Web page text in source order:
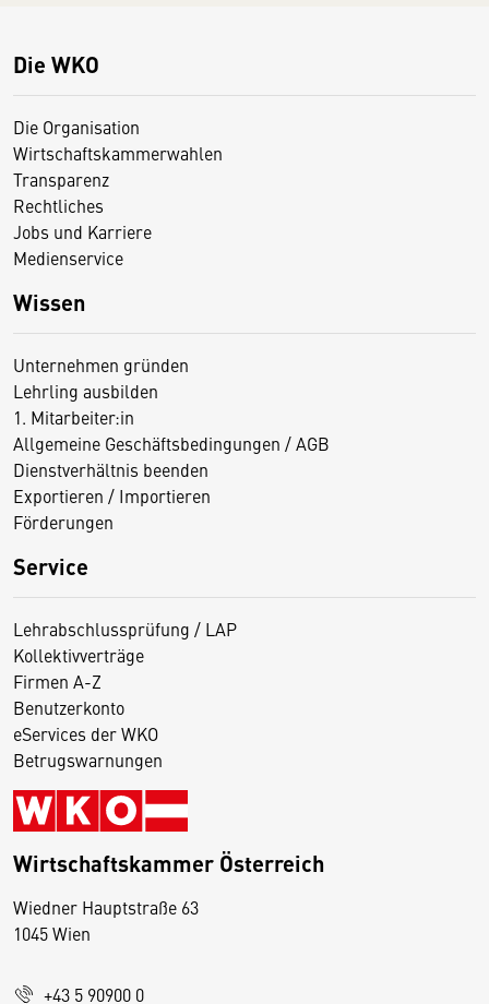
Die WKO
Die Organisation
Wirtschaftskammerwahlen
Transparenz
Rechtliches
Jobs und Karriere
Medienservice
Wissen
Unternehmen gründen
Lehrling ausbilden
1. Mitarbeiter:in
Allgemeine Geschäftsbedingungen / AGB
Dienstverhältnis beenden
Exportieren / Importieren
Förderungen
Service
Lehrabschlussprüfung / LAP
Kollektivverträge
Firmen A-Z
Benutzerkonto
eServices der WKO
Betrugswarnungen
Wirtschaftskammer Österreich
Wiedner Hauptstraße 63
1045 Wien
+43 5 90900 0
D